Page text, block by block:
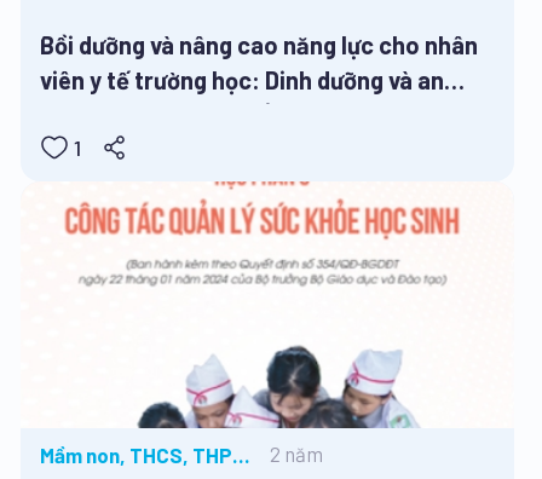
Bồi dưỡng và nâng cao năng lực cho nhân
viên y tế trường học: Dinh dưỡng và an
1
Mầm non, THCS, THPT,
2 năm